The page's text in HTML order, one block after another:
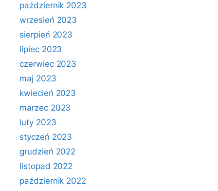
październik 2023
wrzesień 2023
sierpień 2023
lipiec 2023
czerwiec 2023
maj 2023
kwiecień 2023
marzec 2023
luty 2023
styczeń 2023
grudzień 2022
listopad 2022
październik 2022